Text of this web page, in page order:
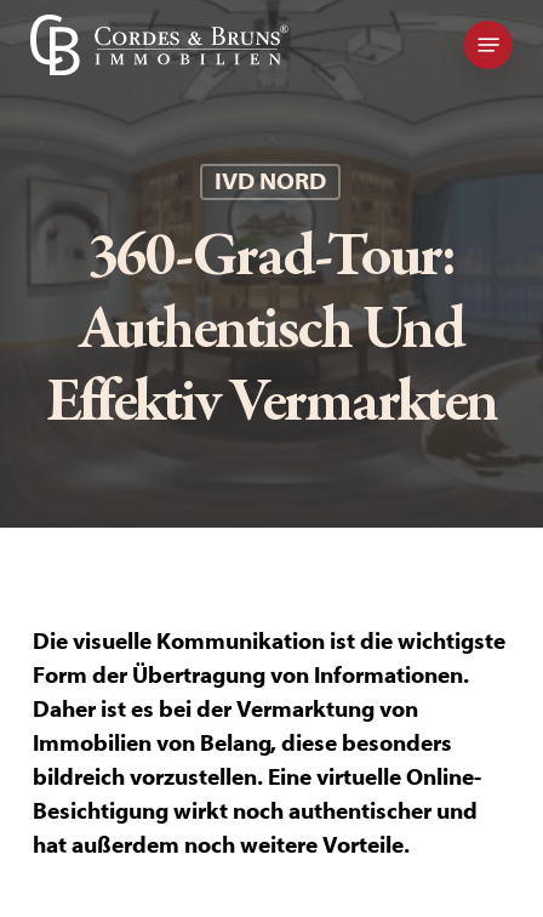
Skip
Kontakt
IVD NORD
360-Grad-Tour:
Authentisch Und
Effektiv Vermarkten
Die visuelle Kommunikation ist die wichtigste
Form der Übertragung von Informationen.
Daher ist es bei der Vermarktung von
Immobilien von Belang, diese besonders
bildreich vorzustellen. Eine virtuelle Online-
Besichtigung wirkt noch authentischer und
hat außerdem noch weitere Vorteile.